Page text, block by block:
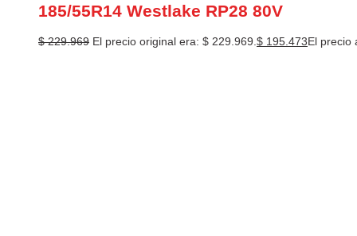
185/55R14 Westlake RP28 80V
$229.969 El precio original era: $ 229.969. $ 195.473El precio